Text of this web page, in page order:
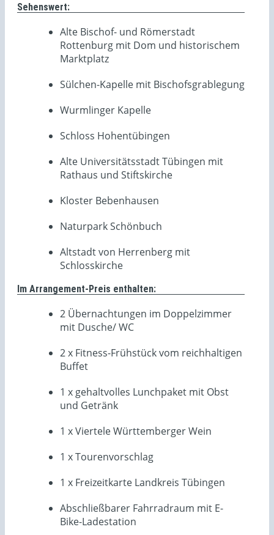
Sehenswert:
Alte Bischof- und Römerstadt
Rottenburg mit Dom und historischem
Marktplatz
Sülchen-Kapelle mit Bischofsgrablegung
Wurmlinger Kapelle
Schloss Hohentübingen
Alte Universitätsstadt Tübingen mit
Rathaus und Stiftskirche
Kloster Bebenhausen
Naturpark Schönbuch
Altstadt von Herrenberg mit
Schlosskirche
Im Arrangement-Preis enthalten:
2 Übernachtungen im Doppelzimmer
mit Dusche/ WC
2 x Fitness-Frühstück vom reichhaltigen
Buffet
1 x gehaltvolles Lunchpaket mit Obst
und Getränk
1 x Viertele Württemberger Wein
1 x Tourenvorschlag
1 x Freizeitkarte Landkreis Tübingen
Abschließbarer Fahrradraum mit E-
Bike-Ladestation